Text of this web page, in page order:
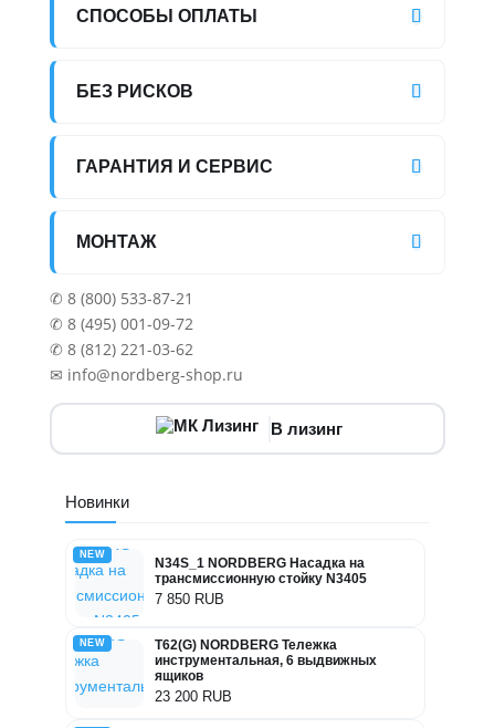
СПОСОБЫ ОПЛАТЫ
БЕЗ РИСКОВ
ГАРАНТИЯ И СЕРВИС
МОНТАЖ
✆ 8 (800) 533-87-21
✆ 8 (495) 001-09-72
✆ 8 (812) 221-03-62
✉ info@nordberg-shop.ru
В лизинг
Новинки
NEW
N34S_1 NORDBERG Насадка на
трансмиссионную стойку N3405
7 850 RUB
NEW
T62(G) NORDBERG Тележка
инструментальная, 6 выдвижных
ящиков
23 200 RUB